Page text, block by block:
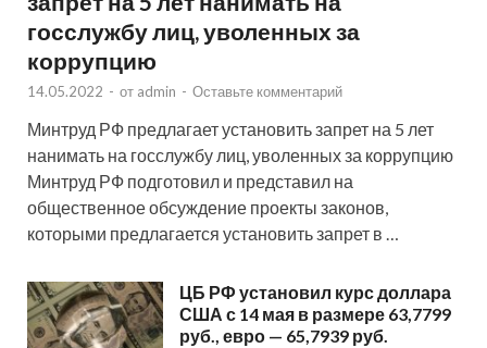
госслужбу лиц, уволенных за
коррупцию
14.05.2022 - от admin - Оставьте комментарий
Минтруд РФ предлагает установить запрет на 5 лет
нанимать на госслужбу лиц, уволенных за коррупцию
Минтруд РФ подготовил и представил на
общественное обсуждение проекты законов,
которыми предлагается установить запрет в …
ЦБ РФ установил курс доллара
США с 14 мая в размере 63,7799
руб., евро — 65,7939 руб.